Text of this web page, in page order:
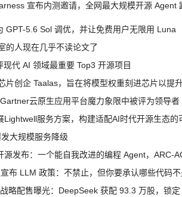
宣布内测邀请，全网最大规模开源 Agent
GPT-5.6 Sol 调优，并让免费用户无限用 Luna
的人现在几乎不读论文了
现代 AI 领域最重要 Top3 开源项目
片创企 Taalas，旨在将模型权重刻进芯片以提
云原生应用平台魔力象限中被评为领导者
Lightwell服务方案，构建适配AI时代开源生态的
大规模服务降级
源发布：一个能自我改进的编程 Agent，ARC-
布 LLM 政策：不禁止，但你要承认哪些代码
略配售曝光：DeepSeek 获配 93.3 万股，锁定